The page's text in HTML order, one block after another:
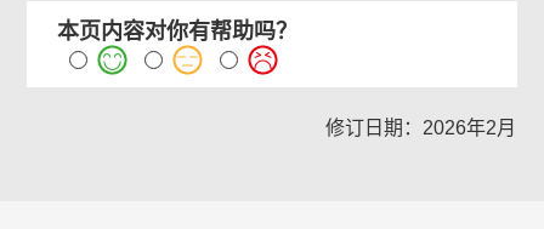
本页内容对你有帮助吗？
修订日期：2026年2月